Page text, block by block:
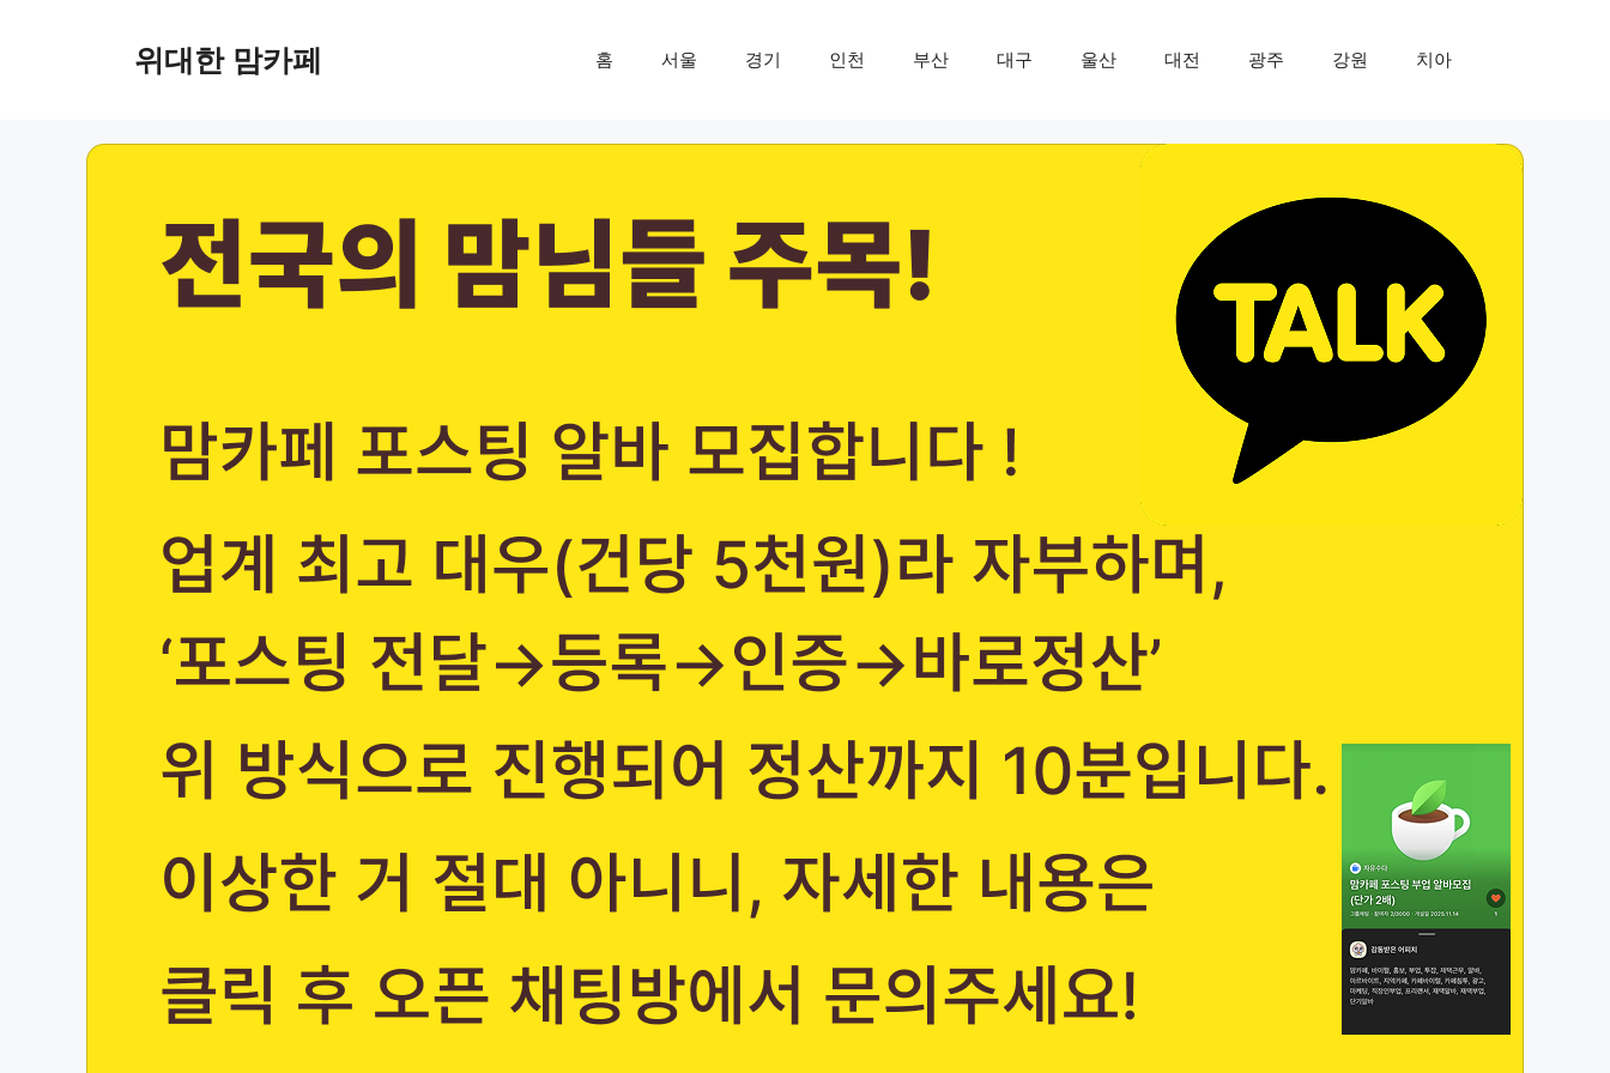
위대한 맘카페 홈 서울 경기 인천 부산 대구 울산 대전 광주 강원 치아